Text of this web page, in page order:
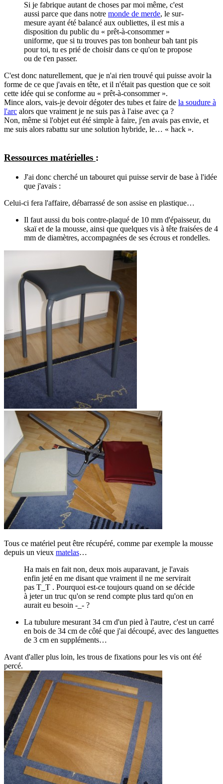
Si je fabrique autant de choses par moi même, c'est
aussi parce que dans notre monde de merde, le sur-
mesure ayant été balancé aux oubliettes, il est mis a
disposition du public du « prêt-à-consommer »
uniforme, que si tu trouves pas ton bonheur bah tant pis
pour toi, tu es prié de choisir dans ce qu'on te propose
ou de t'en passer.
C'est donc naturellement, que je n'ai rien trouvé qui puisse avoir la
forme de ce que j'avais en tête, et il n'était pas question que ce soit
cette idée qui se conforme au « prêt-à-consommer ».
Mince alors, vais-je devoir dégoter des tubes et faire de la soudure à
l'arc alors que vraiment je ne suis pas à l'aise avec ça ?
Non, même si l'objet eut été simple à faire, j'en avais pas envie, et
me suis alors rabattu sur une solution hybride, le… « hack ».
Ressources matérielles :
J'ai donc cherché un tabouret qui puisse servir de base à l'idée
que j'avais :
Celui-ci fera l'affaire, débarrassé de son assise en plastique…
Il faut aussi du bois contre-plaqué de 10 mm d'épaisseur, du
skaï et de la mousse, ainsi que quelques vis à tête fraisées de 4
mm de diamètres, accompagnées de ses écrous et rondelles.
Tous ce matériel peut être récupéré, comme par exemple la mousse
depuis un vieux matelas…
Ha mais en fait non, deux mois auparavant, je l'avais
enfin jeté en me disant que vraiment il ne me servirait
pas T_T . Pourquoi est-ce toujours quand on se décide
à jeter un truc qu'on se rend compte plus tard qu'on en
aurait eu besoin -_- ?
La tubulure mesurant 34 cm d'un pied à l'autre, c'est un carré
en bois de 34 cm de côté que j'ai découpé, avec des languettes
de 3 cm en suppléments…
Avant d'aller plus loin, les trous de fixations pour les vis ont été
percé.